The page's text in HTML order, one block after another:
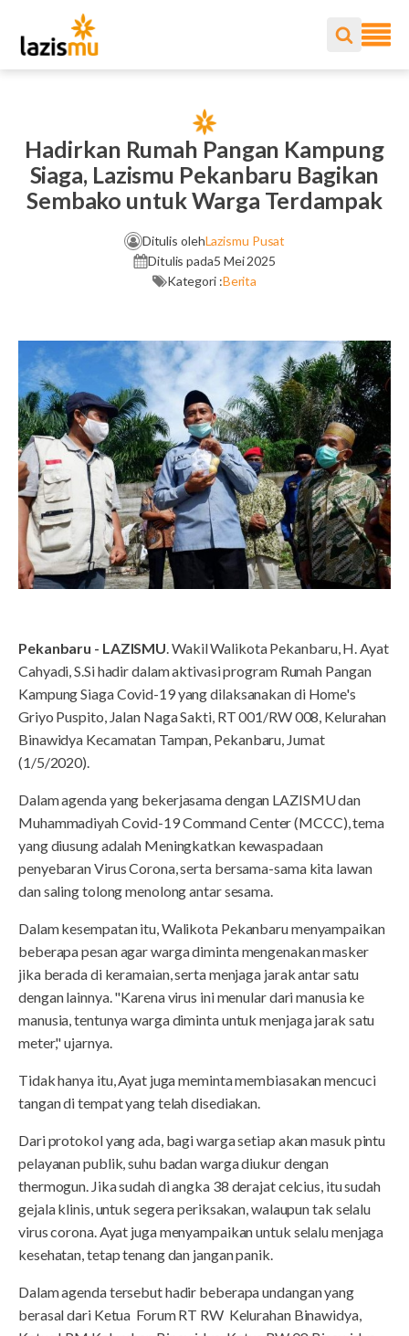
Hadirkan Rumah Pangan Kampung
Siaga, Lazismu Pekanbaru Bagikan
Sembako untuk Warga Terdampak
Ditulis olehLazismu Pusat
Ditulis pada5 Mei 2025
Kategori :Berita
Pekanbaru - LAZISMU. Wakil Walikota Pekanbaru, H. Ayat
Cahyadi, S.Si hadir dalam aktivasi program Rumah Pangan
Kampung Siaga Covid-19 yang dilaksanakan di Home's
Griyo Puspito, Jalan Naga Sakti, RT 001/RW 008, Kelurahan
Binawidya Kecamatan Tampan, Pekanbaru, Jumat
(1/5/2020).
Dalam agenda yang bekerjasama dengan LAZISMU dan
Muhammadiyah Covid-19 Command Center (MCCC), tema
yang diusung adalah Meningkatkan kewaspadaan
penyebaran Virus Corona, serta bersama-sama kita lawan
dan saling tolong menolong antar sesama.
Dalam kesempatan itu, Walikota Pekanbaru menyampaikan
beberapa pesan agar warga diminta mengenakan masker
jika berada di keramaian, serta menjaga jarak antar satu
dengan lainnya. "Karena virus ini menular dari manusia ke
manusia, tentunya warga diminta untuk menjaga jarak satu
meter," ujarnya.
Tidak hanya itu, Ayat juga meminta membiasakan mencuci
tangan di tempat yang telah disediakan.
Dari protokol yang ada, bagi warga setiap akan masuk pintu
pelayanan publik, suhu badan warga diukur dengan
thermogun. Jika sudah di angka 38 derajat celcius, itu sudah
gejala klinis, untuk segera periksakan, walaupun tak selalu
virus corona. Ayat juga menyampaikan untuk selalu menjaga
kesehatan, tetap tenang dan jangan panik.
Dalam agenda tersebut hadir beberapa undangan yang
berasal dari Ketua Forum RT RW Kelurahan Binawidya,